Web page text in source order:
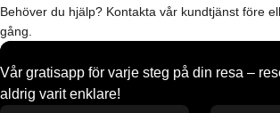
Behöver du hjälp? Kontakta vår kundtjänst före
gång.
Vår gratisapp för varje steg på din resa –
aldrig varit enklare!